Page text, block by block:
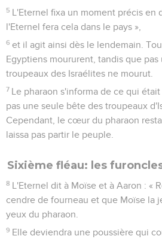
5 L'Eternel fixa un moment précis en
l'Eternel fera cela dans le pays »,
6 et il agit ainsi dès le lendemain.
Egyptiens moururent, tandis que
troupeaux des Israélites ne mourut.
7 Le pharaon s'informa de ce qui
pas une seule bête des troupeaux
Cependant, le cœur du pharaon
laissa pas partir le peuple.
Sixième fléau: les
8 L'Eternel dit à Moïse et à Aaron : «
cendre de fourneau et que Moïse la
yeux du pharaon.
9 Elle deviendra une poussière qui